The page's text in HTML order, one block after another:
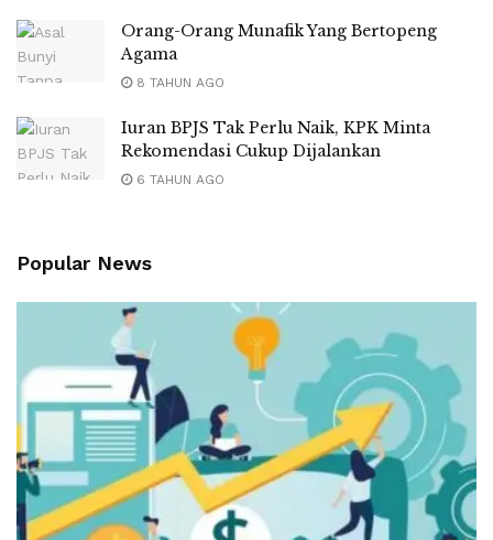
Orang-Orang Munafik Yang Bertopeng
Agama
8 TAHUN AGO
Iuran BPJS Tak Perlu Naik, KPK Minta
Rekomendasi Cukup Dijalankan
6 TAHUN AGO
Popular News